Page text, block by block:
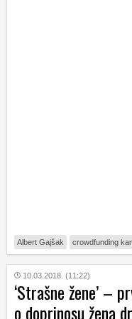
Albert Gajšak crowdfunding
10.03.2018. (11:22)
‘Strašne žene’ –
o doprinosu žena